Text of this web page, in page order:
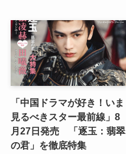
「中国ドラマが好き！いま
見るべきスター最前線」8
月27日発売 「逐玉：翡翠
の君」を徹底特集